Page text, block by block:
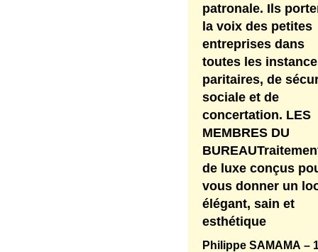
patronale. Ils
la voix des petites
entreprises dans
toutes les
paritaires, de
sociale et de
concertation. LES
MEMBRES DU
de luxe conçus
vous donner un
élégant, sain et
esthétique
Philippe SAMAMA –